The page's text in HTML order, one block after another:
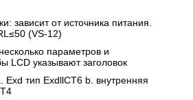
зависит от источника питания.
(VS-12)
параметров и
LCD указывают заголовок
тип ExdllCT6 b. внутренняя